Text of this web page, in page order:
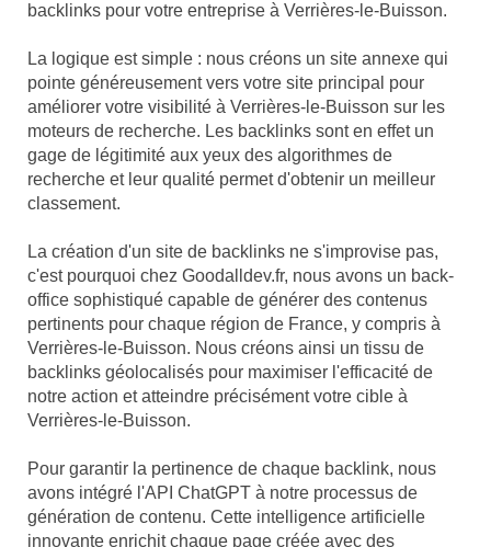
backlinks pour votre entreprise à Verrières-le-Buisson.
La logique est simple : nous créons un site annexe qui
pointe généreusement vers votre site principal pour
améliorer votre visibilité à Verrières-le-Buisson sur les
moteurs de recherche. Les backlinks sont en effet un
gage de légitimité aux yeux des algorithmes de
recherche et leur qualité permet d'obtenir un meilleur
classement.
La création d'un site de backlinks ne s'improvise pas,
c'est pourquoi chez Goodalldev.fr, nous avons un back-
office sophistiqué capable de générer des contenus
pertinents pour chaque région de France, y compris à
Verrières-le-Buisson. Nous créons ainsi un tissu de
backlinks géolocalisés pour maximiser l'efficacité de
notre action et atteindre précisément votre cible à
Verrières-le-Buisson.
Pour garantir la pertinence de chaque backlink, nous
avons intégré l'API ChatGPT à notre processus de
génération de contenu. Cette intelligence artificielle
innovante enrichit chaque page créée avec des